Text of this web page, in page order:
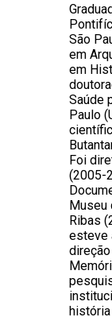
São
em
em
Saúde
Paulo
Foi
(2005-
Museu
Ribas
esteve